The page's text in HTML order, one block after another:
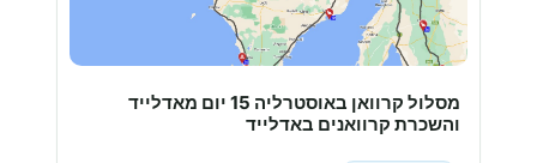
מסלול קרוואן באוסטרליה 15 יום מאדלייד
והשכרת קרוואנים באדלייד